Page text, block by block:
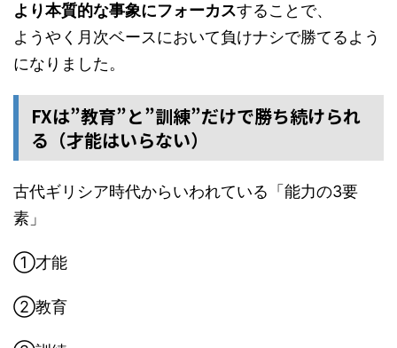
より本質的な事象にフォーカスすることで、
ようやく月次ベースにおいて負けナシで勝てるよう
になりました。
FXは”教育”と”訓練”だけで勝ち続けられ
る（才能はいらない）
古代ギリシア時代からいわれている「能力の3要
素」
①才能
②教育